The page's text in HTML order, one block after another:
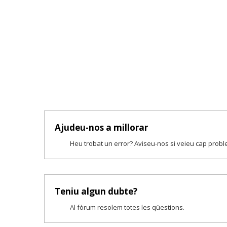
Ajudeu-nos a millorar
Heu trobat un error? Aviseu-nos si veieu cap
Teniu algun dubte?
Al fòrum resolem totes les qüestions.